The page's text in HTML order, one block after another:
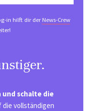
in hilft dir derNews-Crew
und schalte die
vollständigen